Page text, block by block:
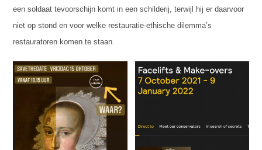
een soldaat tevoorschijn komt in een schilderij, terwijl hij er daarvoor
niet op stond en voor welke restauratie-ethische dilemma’s
restauratoren komen te staan.